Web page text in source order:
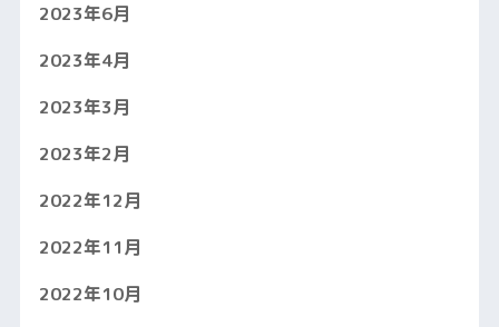
2023年6月
2023年4月
2023年3月
2023年2月
2022年12月
2022年11月
2022年10月